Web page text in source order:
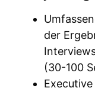
der
(30-100